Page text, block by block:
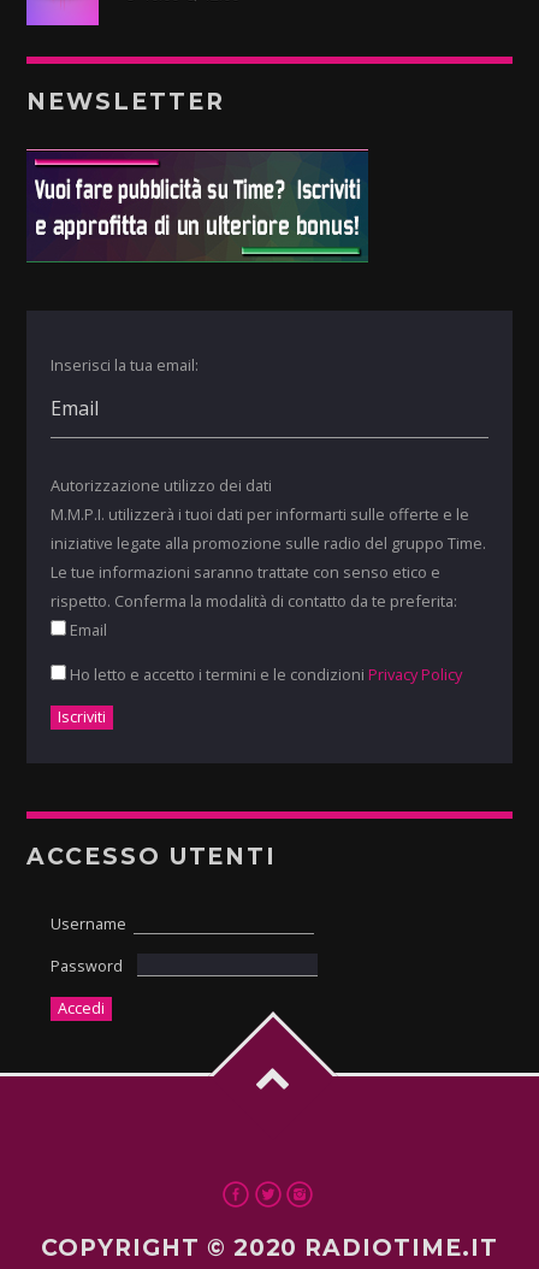
NEWSLETTER
Inserisci la tua email:
Autorizzazione utilizzo dei dati
M.M.P.I. utilizzerà i tuoi dati per informarti sulle offerte e le
iniziative legate alla promozione sulle radio del gruppo Time.
Le tue informazioni saranno trattate con senso etico e
rispetto. Conferma la modalità di contatto da te preferita:
Email
Ho letto e accetto i termini e le condizioni Privacy Policy
ACCESSO UTENTI
Username
Password
COPYRIGHT © 2020 RADIOTIME.IT